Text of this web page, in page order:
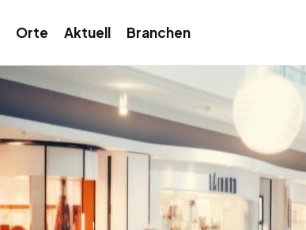
Orte Aktuell Branchen